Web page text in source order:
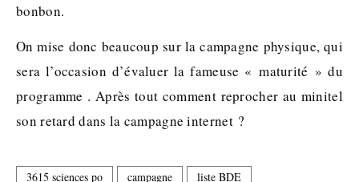
bonbon.
On mise donc beaucoup sur la campagne physique, qui
sera l’occasion d’évaluer la fameuse « maturité » du
programme . Après tout comment reprocher au minitel
son retard dans la campagne internet ?
3615 sciences po campagne liste BDE